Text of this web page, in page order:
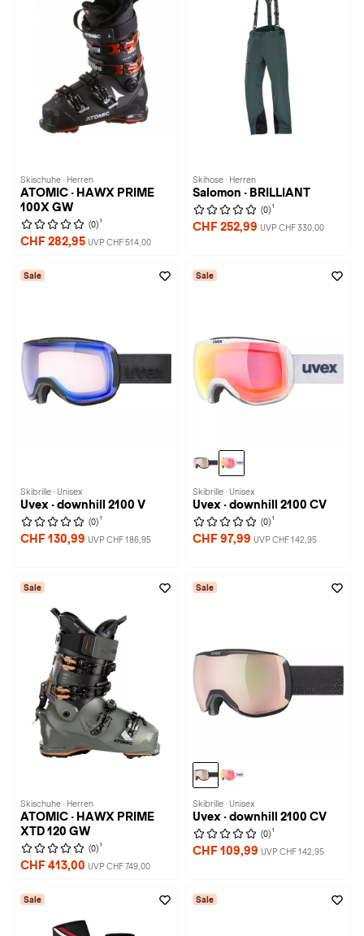
Skischuhe · Herren
ATOMIC · HAWX PRIME
100X GW
(0) 1
CHF 282,95 UVP CHF 514,00
Skihose · Herren
Salomon · BRILLIANT
(0) 1
CHF 252,99 UVP CHF 330,00
Sale
Skibrille · Unisex
Uvex · downhill 2100 V
(0) 1
CHF 130,99 UVP CHF 186,95
Sale
Skibrille · Unisex
Uvex · downhill 2100 CV
(0) 1
CHF 97,99 UVP CHF 142,95
Sale
Skischuhe · Herren
ATOMIC · HAWX PRIME
XTD 120 GW
(0) 1
CHF 413,00 UVP CHF 749,00
Sale
Skibrille · Unisex
Uvex · downhill 2100 CV
(0) 1
CHF 109,99 UVP CHF 142,95
Sale Sale